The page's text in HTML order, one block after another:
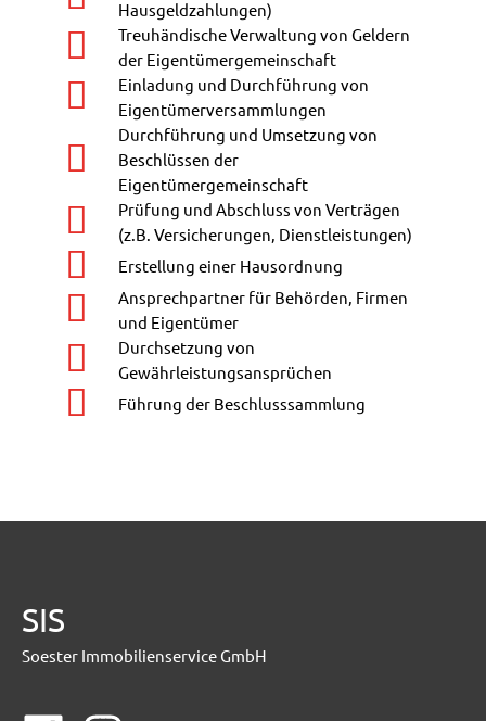
Hausgeldzahlungen)
Treuhändische Verwaltung von Geldern
der Eigentümergemeinschaft
Einladung und Durchführung von
Eigentümerversammlungen
Durchführung und Umsetzung von
Beschlüssen der
Eigentümergemeinschaft
Prüfung und Abschluss von Verträgen
(z.B. Versicherungen, Dienstleistungen)
Erstellung einer Hausordnung
Ansprechpartner für Behörden, Firmen
und Eigentümer
Durchsetzung von
Gewährleistungsansprüchen
Führung der Beschlusssammlung
SIS
Soester Immobilienservice GmbH